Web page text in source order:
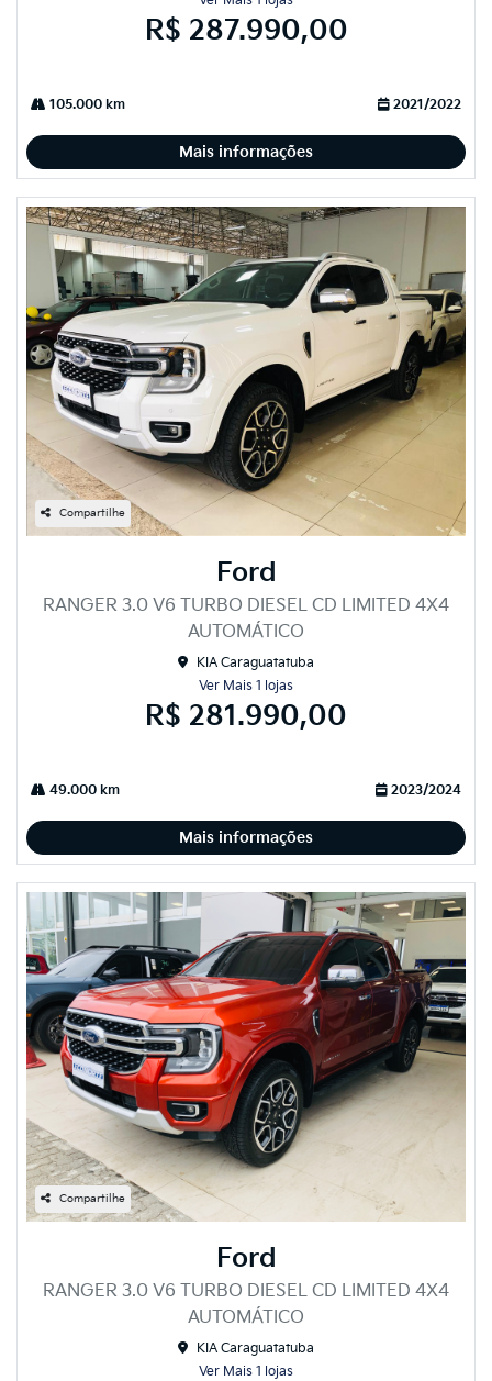
R$ 287.990,00
105.000 km 2021/2022
Mais informações
Compartilhe
Ford
RANGER 3.0 V6 TURBO DIESEL CD LIMITED 4X4
AUTOMÁTICO
KIA Caraguatatuba
Ver Mais 1 lojas
R$ 281.990,00
49.000 km 2023/2024
Mais informações
Compartilhe
Ford
RANGER 3.0 V6 TURBO DIESEL CD LIMITED 4X4
AUTOMÁTICO
KIA Caraguatatuba
Ver Mais 1 lojas